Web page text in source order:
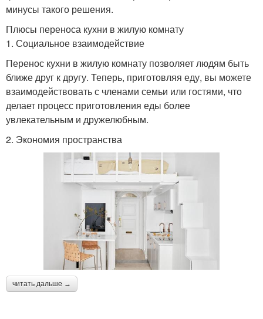
минусы такого решения.
Плюсы переноса кухни в жилую комнату
1. Социальное взаимодействие
Перенос кухни в жилую комнату позволяет людям быть
ближе друг к другу. Теперь, приготовляя еду, вы можете
взаимодействовать с членами семьи или гостями, что
делает процесс приготовления еды более
увлекательным и дружелюбным.
2. Экономия пространства
читать дальше →